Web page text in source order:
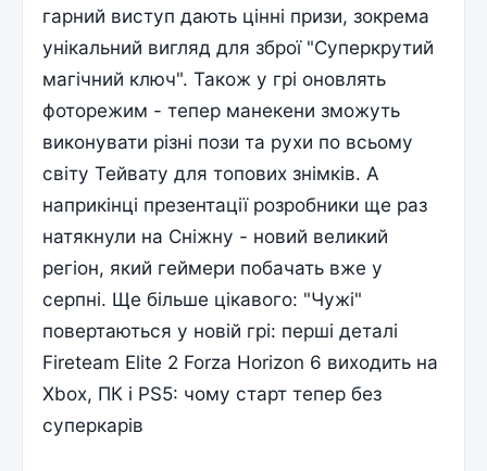
гарний виступ дають цінні призи, зокрема
унікальний вигляд для зброї "Суперкрутий
магічний ключ". Також у грі оновлять
фоторежим - тепер манекени зможуть
виконувати різні пози та рухи по всьому
світу Тейвату для топових знімків. А
наприкінці презентації розробники ще раз
натякнули на Сніжну - новий великий
регіон, який геймери побачать вже у
серпні. Ще більше цікавого: "Чужі"
повертаються у новій грі: перші деталі
Fireteam Elite 2 Forza Horizon 6 виходить на
Xbox, ПК і PS5: чому старт тепер без
суперкарів